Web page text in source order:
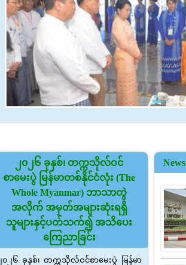
News
၂၀၂၆ ခုနှစ်၊ တက္ကသိုလ်ဝင်
စာမေးပွဲ မြန်မာတစ်နိုင်ငံလုံး (The
Whole Myanmar) ဘာသာတွဲ
အလိုက် အမှတ်အများဆုံးရရှိ
သူများနှင့်ပတ်သက်၍ အသိပေး
ကြေညာခြင်း
၂၀၂၆ ခုနှစ်၊ တက္ကသိုလ်ဝင်စာမေးပွဲ မြန်မာ